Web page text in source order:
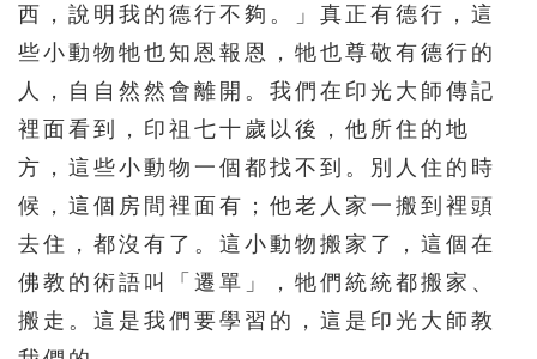
西，說明我的德行不夠。」真正有德行，這
些小動物牠也知恩報恩，牠也尊敬有德行的
人，自自然然會離開。我們在印光大師傳記
裡面看到，印祖七十歲以後，他所住的地
方，這些小動物一個都找不到。別人住的時
候，這個房間裡面有；他老人家一搬到裡頭
去住，都沒有了。這小動物搬家了，這個在
佛教的術語叫「遷單」，牠們統統都搬家、
搬走。這是我們要學習的，這是印光大師教